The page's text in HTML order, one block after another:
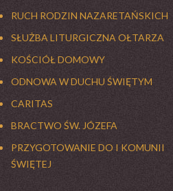
RUCH RODZIN NAZARETAŃSKICH
SŁUŻBA LITURGICZNA OŁTARZA
KOŚCIÓŁ DOMOWY
ODNOWA W DUCHU ŚWIĘTYM
CARITAS
BRACTWO ŚW. JÓZEFA
PRZYGOTOWANIE DO I KOMUNII
ŚWIĘTEJ